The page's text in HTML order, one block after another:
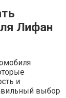
Лифан
и
выбор